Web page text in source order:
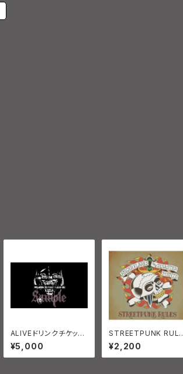
ALIVEドリンクチケット
8枚セット
¥5,000
STREETPUNK RULE
S THE DISASTER P
OINTS 、 ANGER FLA
RES
¥2,200